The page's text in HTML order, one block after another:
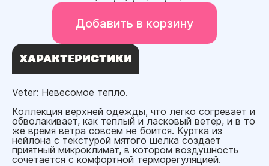
Добавить в корзину
ХАРАКТЕРИСТИКИ
Veter: Невесомое тепло.
Коллекция верхней одежды, что легко согревает и
обволакивает, как теплый и ласковый ветер, и в то
же время ветра совсем не боится. Куртка из
нейлона с текстурой мятого шелка создает
приятный микроклимат, в котором воздушность
сочетается с комфортной терморегуляцией.